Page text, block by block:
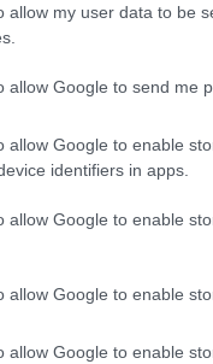
allow my user data to be
allow Google to send me
allow Google to enable
identifiers in apps.
allow Google to enable
allow Google to enable
allow Google to enable
ilRegno Unito
cioè una
penalizzanti ed
per il
oggi ha
tra
le Cassandre
dopo il plebiscito
persino
i ritardi degli